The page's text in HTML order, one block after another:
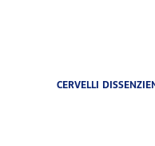
CERVELLI